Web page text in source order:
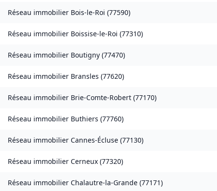
Réseau immobilier Bois-le-Roi (77590)
Réseau immobilier Boissise-le-Roi (77310)
Réseau immobilier Boutigny (77470)
Réseau immobilier Bransles (77620)
Réseau immobilier Brie-Comte-Robert (77170)
Réseau immobilier Buthiers (77760)
Réseau immobilier Cannes-Écluse (77130)
Réseau immobilier Cerneux (77320)
Réseau immobilier Chalautre-la-Grande (77171)